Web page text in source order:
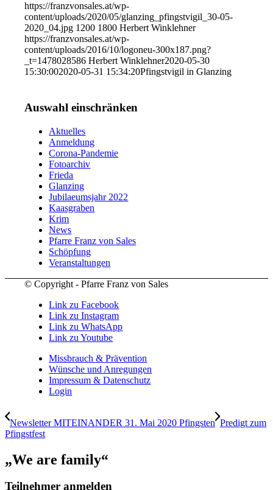
https://franzvonsales.at/wp-
content/uploads/2020/05/glanzing_pfingstvigil_30-05-
2020_04.jpg 1200 1800 Herbert Winklehner
https://franzvonsales.at/wp-
content/uploads/2016/10/logoneu-300x187.png?
_t=1478028586 Herbert Winklehner2020-05-30
15:30:002020-05-31 15:34:20Pfingstvigil in Glanzing
Auswahl einschränken
Aktuelles
Anmeldung
Corona-Pandemie
Fotoarchiv
Frieda
Glanzing
Jubilaeumsjahr 2022
Kaasgraben
Krim
News
Pfarre Franz von Sales
Schöpfung
Veranstaltungen
© Copyright - Pfarre Franz von Sales
Link zu Facebook
Link zu Instagram
Link zu WhatsApp
Link zu Youtube
Missbrauch & Prävention
Wünsche und Anregungen
Impressum & Datenschutz
Login
Newsletter MITEINANDER 31. Mai 2020 Pfingsten Predigt zum
Pfingstfest
„We are family“
Teilnehmer anmelden